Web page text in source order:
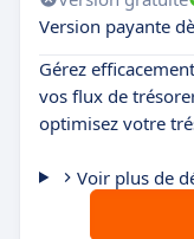
Version payante
Gérez
vos flux de
optimisez votre
Voir plus de